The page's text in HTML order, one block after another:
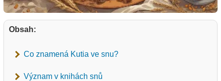
Obsah:
Co znamená Kutia ve snu?
Význam v knihách snů